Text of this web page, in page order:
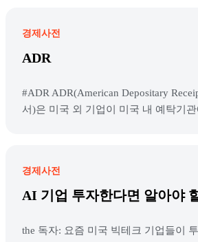
경제사전
ADR
#ADR ADR(American Depositary
서)은 미국 외 기업이 미국 내 예탁기
경제사전
AI 기업 투자한다면 알아야
the 독자: 요즘 미국 빅테크 기업들이